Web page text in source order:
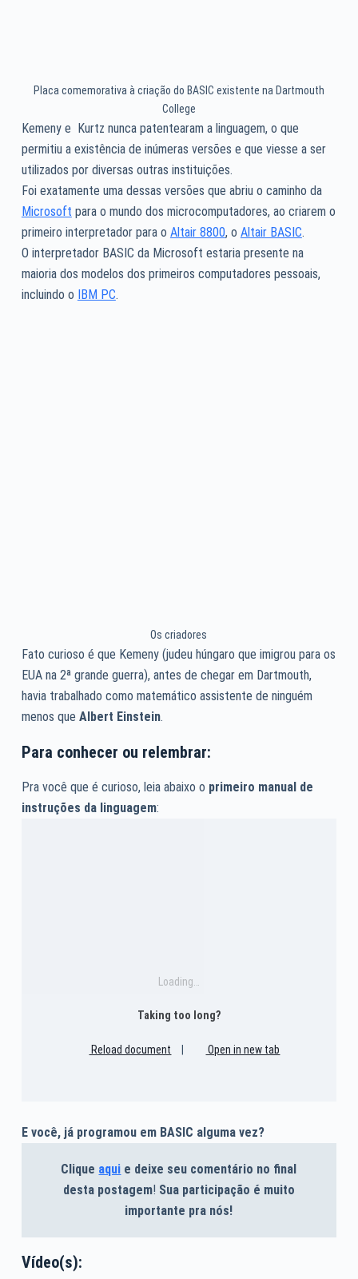
Placa comemorativa à criação do BASIC existente na Dartmouth
College
Kemeny e Kurtz nunca patentearam a linguagem, o que
permitiu a existência de inúmeras versões e que viesse a ser
utilizados por diversas outras instituições.
Foi exatamente uma dessas versões que abriu o caminho da
Microsoft para o mundo dos microcomputadores, ao criarem o
primeiro interpretador para o Altair 8800, o Altair BASIC.
O interpretador BASIC da Microsoft estaria presente na
maioria dos modelos dos primeiros computadores pessoais,
incluindo o IBM PC.
Os criadores
Fato curioso é que Kemeny (judeu húngaro que imigrou para os
EUA na 2ª grande guerra), antes de chegar em Dartmouth,
havia trabalhado como matemático assistente de ninguém
menos que Albert Einstein.
Para conhecer ou relembrar:
Pra você que é curioso, leia abaixo o primeiro manual de
instruções da linguagem:
Loading…
Taking too long?
Reload document Open in new tab
E você, já programou em BASIC alguma vez?
Clique aqui e deixe seu comentário no final
desta postagem! Sua participação é muito
importante pra nós!
Vídeo(s):